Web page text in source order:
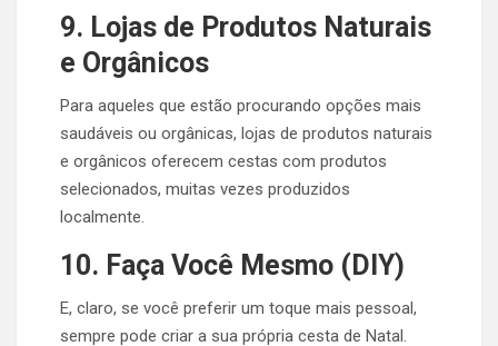
9. Lojas de Produtos Naturais
e Orgânicos
Para aqueles que estão procurando opções mais
saudáveis ou orgânicas, lojas de produtos naturais
e orgânicos oferecem cestas com produtos
selecionados, muitas vezes produzidos
localmente.
10. Faça Você Mesmo (DIY)
E, claro, se você preferir um toque mais pessoal,
sempre pode criar a sua própria cesta de Natal.